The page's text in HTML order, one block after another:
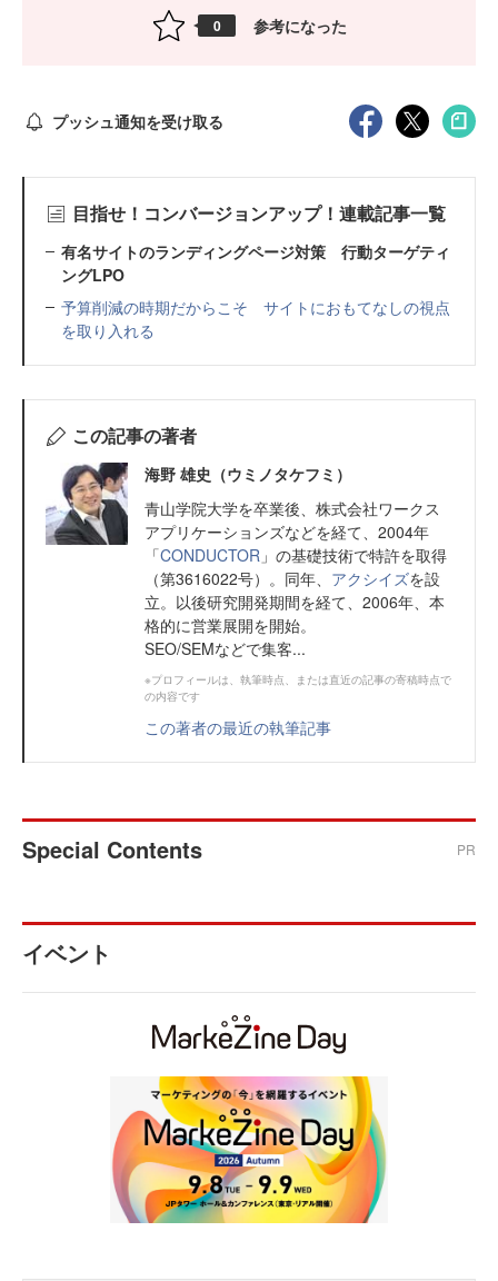
0 参考になった
プッシュ通知を受け取る
目指せ！コンバージョンアップ！連載記事一覧
有名サイトのランディングページ対策 行動ターゲティ
ングLPO
予算削減の時期だからこそ サイトにおもてなしの視点
を取り入れる
この記事の著者
海野 雄史（ウミノタケフミ）
青山学院大学を卒業後、株式会社ワークス
アプリケーションズなどを経て、2004年
「CONDUCTOR 」の基礎技術で特許を取得
（第3616022号）。同年、 アクシイズを設
立。以後研究開発期間を経て、2006年、本
格的に営業展開を開始。
SEO/SEMなどで集客...
※プロフィールは、執筆時点、または直近の記事の寄稿時点で
の内容です
この著者の最近の執筆記事
Special Contents PR
イベント